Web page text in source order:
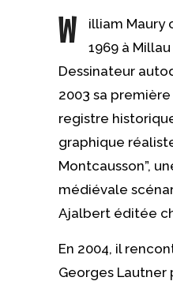
W
illiam Maury
1969 à Millau
Dessinateur
2003 sa première
registre
graphique
Montcausson”,
médiévale
Ajalbert éditée
En 2004, il
Georges Lautner